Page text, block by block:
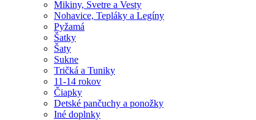
Mikiny, Svetre a Vesty
Nohavice, Tepláky a Legíny
Pyžamá
Šatky
Šaty
Sukne
Tričká a Tuniky
11-14 rokov
Čiapky
Detské pančuchy a ponožky
Iné doplnky